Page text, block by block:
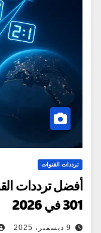
ترددات القنوات
أفضل ترددات
301 في 2026
9 ديسمبر، 2025